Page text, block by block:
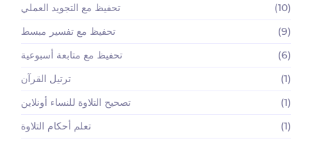
تحفيظ مع التجويد العملي
(10)
تحفيظ مع تفسير مبسط
(9)
تحفيظ مع متابعة أسبوعية
(6)
ترتيل القرآن
(1)
تصحيح التلاوة للنساء أونلاين
(1)
تعلم أحكام التلاوة
(1)